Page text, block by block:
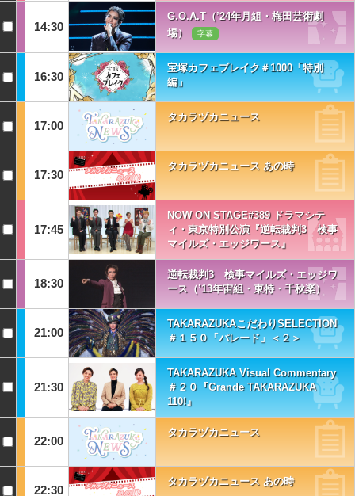
14:30
G.O.A.T（’24年月組・梅田芸術劇
場）
字幕
16:30
宝塚カフェブレイク＃1000「特別
編」
17:00
タカラヅカニュース
17:30
タカラヅカニュース あの時
17:45
NOW ON STAGE#389 ドラマシテ
ィ・東京特別公演『逆転裁判3 検事
マイルズ・エッジワース』
18:30
逆転裁判3 検事マイルズ・エッジワ
ース（’13年宙組・東特・千秋楽）
21:00
TAKARAZUKAこだわりSELECTION
＃１５０「パレード」＜２＞
21:30
TAKARAZUKA Visual Commentary
＃２０『Grande TAKARAZUKA
110!』
22:00
タカラヅカニュース
22:30
タカラヅカニュース あの時